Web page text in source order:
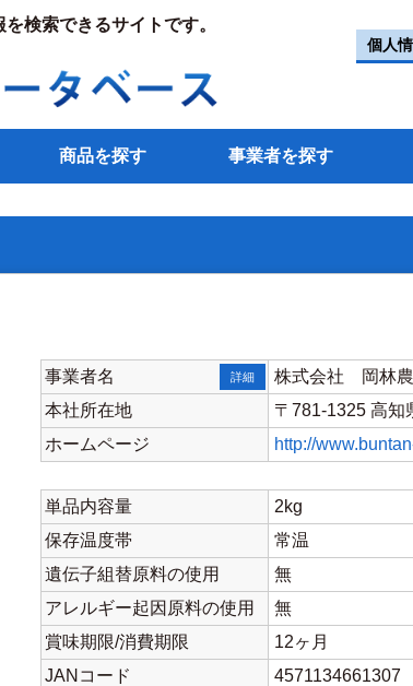
検索できるサイトです。
個人
商品を探す 事業者を探す
事業者名 詳細
株式会社 岡林農
本社所在地
〒781-1325 高知
ホームページ
http://
単品内容量
2kg
保存温度帯
常温
遺伝子組替原料の使用
無
アレルギー起因原料の使用
無
賞味期限/消費期限
12ヶ月
JANコード
4571134661307